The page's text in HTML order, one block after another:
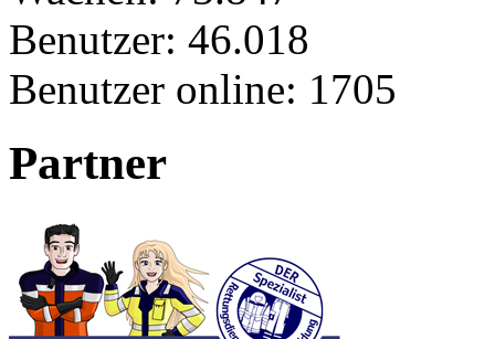
Benutzer: 46.018
Benutzer online: 1705
Partner